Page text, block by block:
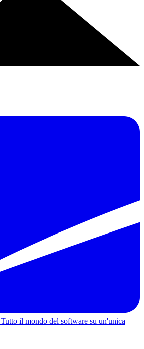
Tutto il mondo del software su un'unica